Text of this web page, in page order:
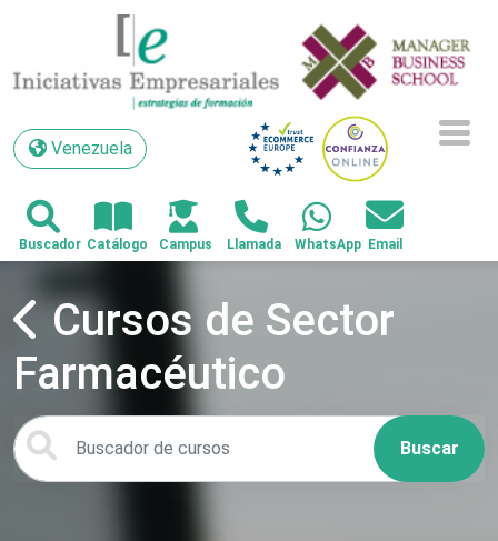
Venezuela
Venezuela
Cursos de Sector
Farmacéutico
Buscar